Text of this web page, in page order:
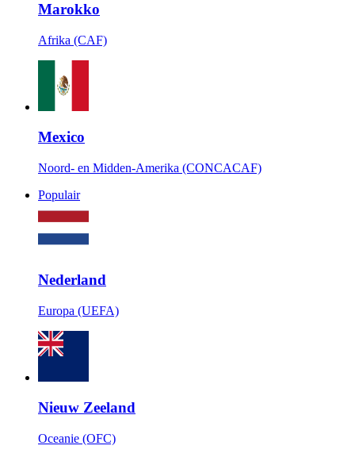
Marokko
Afrika (CAF)
Mexico
Noord- en Midden-Amerika (CONCACAF)
Populair
Nederland
Europa (UEFA)
Nieuw Zeeland
Oceanie (OFC)